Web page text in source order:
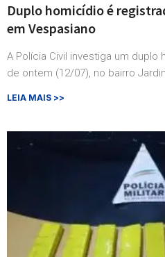
Duplo homicídio é
em Vespasiano
A Polícia Civil investiga um
de ontem (12/07), no bairro
LEIA MAIS >>